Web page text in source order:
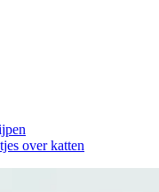
over katten